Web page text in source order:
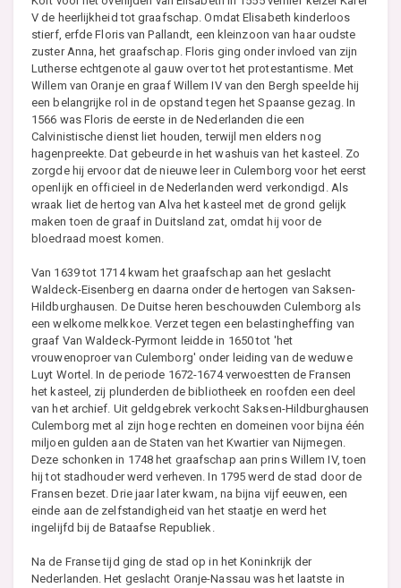
V de heerlijkheid tot graafschap. Omdat Elisabeth kinderloos
stierf, erfde Floris van Pallandt, een kleinzoon van haar oudste
zuster Anna, het graafschap. Floris ging onder invloed van zijn
Lutherse echtgenote al gauw over tot het protestantisme. Met
Willem van Oranje en graaf Willem IV van den Bergh speelde hij
een belangrijke rol in de opstand tegen het Spaanse gezag. In
1566 was Floris de eerste in de Nederlanden die een
Calvinistische dienst liet houden, terwijl men elders nog
hagenpreekte. Dat gebeurde in het washuis van het kasteel. Zo
zorgde hij ervoor dat de nieuwe leer in Culemborg voor het eerst
openlijk en officieel in de Nederlanden werd verkondigd. Als
wraak liet de hertog van Alva het kasteel met de grond gelijk
maken toen de graaf in Duitsland zat, omdat hij voor de
bloedraad moest komen.
Van 1639 tot 1714 kwam het graafschap aan het geslacht
Waldeck-Eisenberg en daarna onder de hertogen van Saksen-
Hildburghausen. De Duitse heren beschouwden Culemborg als
een welkome melkkoe. Verzet tegen een belastingheffing van
graaf Van Waldeck-Pyrmont leidde in 1650 tot 'het
vrouwenoproer van Culemborg' onder leiding van de weduwe
Luyt Wortel. In de periode 1672-1674 verwoestten de Fransen
het kasteel, zij plunderden de bibliotheek en roofden een deel
van het archief. Uit geldgebrek verkocht Saksen-Hildburghausen
Culemborg met al zijn hoge rechten en domeinen voor bijna één
miljoen gulden aan de Staten van het Kwartier van Nijmegen.
Deze schonken in 1748 het graafschap aan prins Willem IV, toen
hij tot stadhouder werd verheven. In 1795 werd de stad door de
Fransen bezet. Drie jaar later kwam, na bijna vijf eeuwen, een
einde aan de zelfstandigheid van het staatje en werd het
ingelijfd bij de Bataafse Republiek.
Na de Franse tijd ging de stad op in het Koninkrijk der
Nederlanden. Het geslacht Oranje-Nassau was het laatste in